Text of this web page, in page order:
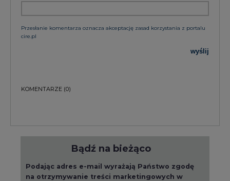
Przesłanie komentarza oznacza akceptację zasad korzystania z portalu
cire.pl
wyślij
KOMENTARZE (0)
Bądź na bieżąco
Podając adres e-mail wyrażają Państwo zgodę
na otrzymywanie treści marketingowych w